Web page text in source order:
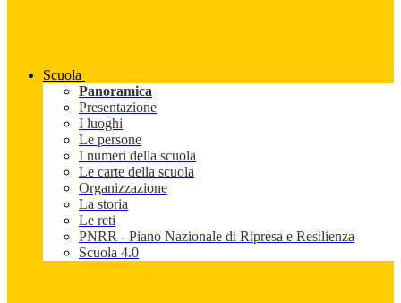
Scuola
Panoramica
Presentazione
I luoghi
Le persone
I numeri della scuola
Le carte della scuola
Organizzazione
La storia
Le reti
PNRR - Piano Nazionale di Ripresa e Resilienza
Scuola 4.0